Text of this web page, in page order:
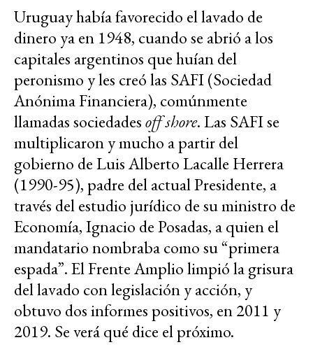
Uruguay había favorecido el lavado de
dinero ya en 1948, cuando se abrió a los
capitales argentinos que huían del
peronismo y les creó las SAFI (Sociedad
Anónima Financiera), comúnmente
llamadas sociedadesoff shore. Las SAFI se
multiplicaron y mucho a partir del
gobierno de Luis Alberto Lacalle Herrera
(1990-95), padre del actual Presidente, a
través del estudio jurídico de su ministro de
Economía, Ignacio de Posadas, a quien el
mandatario nombraba como su “primera
espada”. El Frente Amplio limpió la grisura
del lavado con legislación y acción, y
obtuvo dos informes positivos, en 2011 y
2019. Se verá qué dice el próximo.